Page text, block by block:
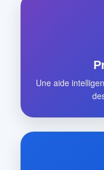
Une aide